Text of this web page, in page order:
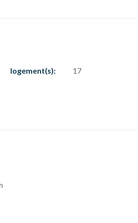
logement(s): 17